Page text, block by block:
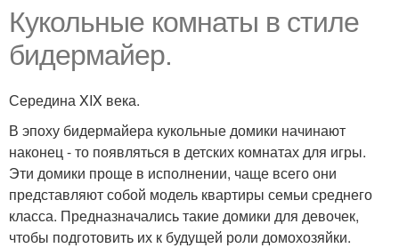
Кукольные комнаты в стиле
бидермайер.
Середина XIX века.
В эпоху бидермайера кукольные домики начинают
наконец - то появляться в детских комнатах для игры.
Эти домики проще в исполнении, чаще всего они
представляют собой модель квартиры семьи среднего
класса. Предназначались такие домики для девочек,
чтобы подготовить их к будущей роли домохозяйки.